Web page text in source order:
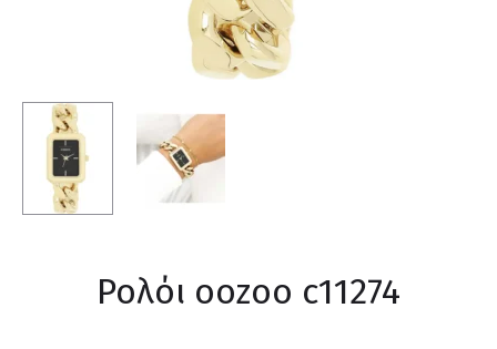
Ρολόι oozoo c11274